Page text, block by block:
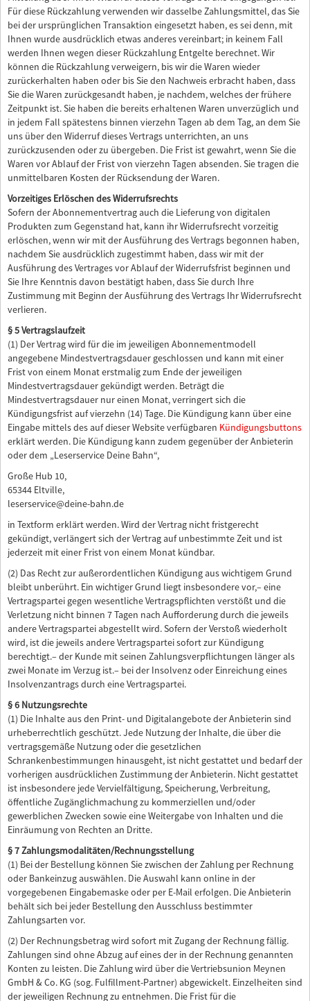
Für diese Rückzahlung verwenden wir dasselbe Zahlungsmittel, das Sie
bei der ursprünglichen Transaktion eingesetzt haben, es sei denn, mit
Ihnen wurde ausdrücklich etwas anderes vereinbart; in keinem Fall
werden Ihnen wegen dieser Rückzahlung Entgelte berechnet. Wir
können die Rückzahlung verweigern, bis wir die Waren wieder
zurückerhalten haben oder bis Sie den Nachweis erbracht haben, dass
Sie die Waren zurückgesandt haben, je nachdem, welches der frühere
Zeitpunkt ist. Sie haben die bereits erhaltenen Waren unverzüglich und
in jedem Fall spätestens binnen vierzehn Tagen ab dem Tag, an dem Sie
uns über den Widerruf dieses Vertrags unterrichten, an uns
zurückzusenden oder zu übergeben. Die Frist ist gewahrt, wenn Sie die
Waren vor Ablauf der Frist von vierzehn Tagen absenden. Sie tragen die
unmittelbaren Kosten der Rücksendung der Waren.
Vorzeitiges Erlöschen des Widerrufsrechts
Sofern der Abonnementvertrag auch die Lieferung von digitalen
Produkten zum Gegenstand hat, kann ihr Widerrufsrecht vorzeitig
erlöschen, wenn wir mit der Ausführung des Vertrags begonnen haben,
nachdem Sie ausdrücklich zugestimmt haben, dass wir mit der
Ausführung des Vertrages vor Ablauf der Widerrufsfrist beginnen und
Sie Ihre Kenntnis davon bestätigt haben, dass Sie durch Ihre
Zustimmung mit Beginn der Ausführung des Vertrags Ihr Widerrufsrecht
verlieren.
§ 5 Vertragslaufzeit
(1) Der Vertrag wird für die im jeweiligen Abonnementmodell
angegebene Mindestvertragsdauer geschlossen und kann mit einer
Frist von einem Monat erstmalig zum Ende der jeweiligen
Mindestvertragsdauer gekündigt werden. Beträgt die
Mindestvertragsdauer nur einen Monat, verringert sich die
Kündigungsfrist auf vierzehn (14) Tage. Die Kündigung kann über eine
Eingabe mittels des auf dieser Website verfügbaren Kündigungsbuttons
erklärt werden. Die Kündigung kann zudem gegenüber der Anbieterin
oder dem „Leserservice Deine Bahn“,
Große Hub 10,
65344 Eltville,
leserservice@deine-bahn.de
in Textform erklärt werden. Wird der Vertrag nicht fristgerecht
gekündigt, verlängert sich der Vertrag auf unbestimmte Zeit und ist
jederzeit mit einer Frist von einem Monat kündbar.
(2) Das Recht zur außerordentlichen Kündigung aus wichtigem Grund
bleibt unberührt. Ein wichtiger Grund liegt insbesondere vor,– eine
Vertragspartei gegen wesentliche Vertragspflichten verstößt und die
Verletzung nicht binnen 7 Tagen nach Aufforderung durch die jeweils
andere Vertragspartei abgestellt wird. Sofern der Verstoß wiederholt
wird, ist die jeweils andere Vertragspartei sofort zur Kündigung
berechtigt.– der Kunde mit seinen Zahlungsverpflichtungen länger als
zwei Monate im Verzug ist.– bei der Insolvenz oder Einreichung eines
Insolvenzantrags durch eine Vertragspartei.
§ 6 Nutzungsrechte
(1) Die Inhalte aus den Print- und Digitalangebote der Anbieterin sind
urheberrechtlich geschützt. Jede Nutzung der Inhalte, die über die
vertragsgemäße Nutzung oder die gesetzlichen
Schrankenbestimmungen hinausgeht, ist nicht gestattet und bedarf der
vorherigen ausdrücklichen Zustimmung der Anbieterin. Nicht gestattet
ist insbesondere jede Vervielfältigung, Speicherung, Verbreitung,
öffentliche Zugänglichmachung zu kommerziellen und/oder
gewerblichen Zwecken sowie eine Weitergabe von Inhalten und die
Einräumung von Rechten an Dritte.
§ 7 Zahlungsmodalitäten/Rechnungsstellung
(1) Bei der Bestellung können Sie zwischen der Zahlung per Rechnung
oder Bankeinzug auswählen. Die Auswahl kann online in der
vorgegebenen Eingabemaske oder per E-Mail erfolgen. Die Anbieterin
behält sich bei jeder Bestellung den Ausschluss bestimmter
Zahlungsarten vor.
(2) Der Rechnungsbetrag wird sofort mit Zugang der Rechnung fällig.
Zahlungen sind ohne Abzug auf eines der in der Rechnung genannten
Konten zu leisten. Die Zahlung wird über die Vertriebsunion Meynen
GmbH & Co. KG (sog. Fulfillment-Partner) abgewickelt. Einzelheiten sind
der jeweiligen Rechnung zu entnehmen. Die Frist für die